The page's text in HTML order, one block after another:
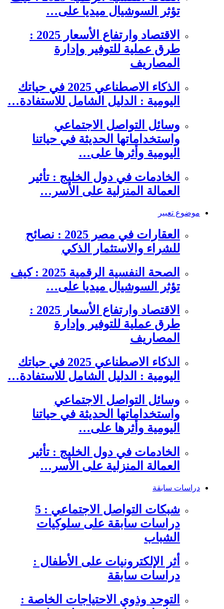
تؤثر السوشيال ميديا على…
الاقتصاد وارتفاع الأسعار 2025 :
طرق عملية للتوفير وإدارة
المصاريف
الذكاء الاصطناعي 2025 في حياتك
اليومية : الدليل الشامل للاستفادة…
وسائل التواصل الاجتماعي
واستخداماتها الحديثة في حياتنا
اليومية وأثرها على…
الخادمات في دول الخليج : تأثير
العمالة المنزلية على الأسر…
موضوع تعبير
العقارات في مصر 2025 : نصائح
للشراء والاستثمار الذكي
الصحة النفسية الرقمية 2025 : كيف
تؤثر السوشيال ميديا على…
الاقتصاد وارتفاع الأسعار 2025 :
طرق عملية للتوفير وإدارة
المصاريف
الذكاء الاصطناعي 2025 في حياتك
اليومية : الدليل الشامل للاستفادة…
وسائل التواصل الاجتماعي
واستخداماتها الحديثة في حياتنا
اليومية وأثرها على…
الخادمات في دول الخليج : تأثير
العمالة المنزلية على الأسر…
دراسات سابقة
شبكات التواصل الاجتماعي : 5
دراسات سابقة على سلوكيات
الشباب
أثر الإلكترونيات على الأطفال :
دراسات سابقة
التوحد وذوي الاحتياجات الخاصة :